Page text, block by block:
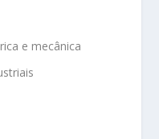
e mecânica